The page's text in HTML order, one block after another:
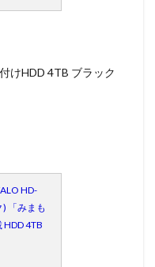
けHDD 4TB ブラック
HD-
「みまも
HDD 4TB